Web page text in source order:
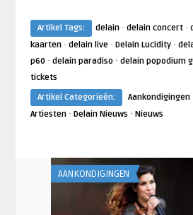
Artikel Tags: delain· delain concert·
kaarten· delain live· Delain Lucidity·
p60 · delain paradiso· delain popodium
tickets
Artikel Categorieën:
Aankondigingen
Artiesten· Delain Nieuws · Nieuws
AANKONDIGINGEN